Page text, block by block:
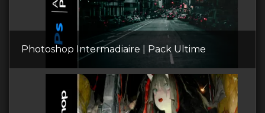
Photoshop Intermadiaire | Pack Ultime